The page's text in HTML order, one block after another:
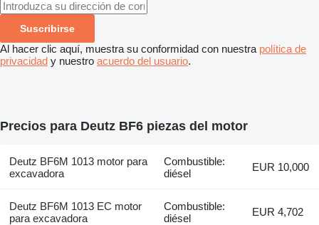
Suscribirse
Al hacer clic aquí, muestra su conformidad con nuestra política de
privacidad y nuestro acuerdo del usuario.
Precios para Deutz BF6 piezas del motor
Deutz BF6M 1013 motor para
excavadora
Combustible:
diésel
EUR 10,000
Deutz BF6M 1013 EC motor
para excavadora
Combustible:
diésel
EUR 4,702